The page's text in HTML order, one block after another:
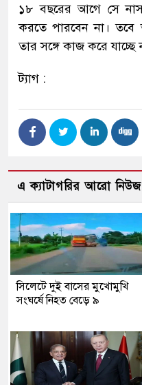
১৮ বছরের আগে সে
করতে পারবেন না।
তার সঙ্গে কাজ করে যাচ্ছে
ট্যাগ :
এ ক্যাটাগরির আরো নিউজ
সিলেটে দুই বাসের মুখোমুখি
সংঘর্ষে নিহত বেড়ে ৯